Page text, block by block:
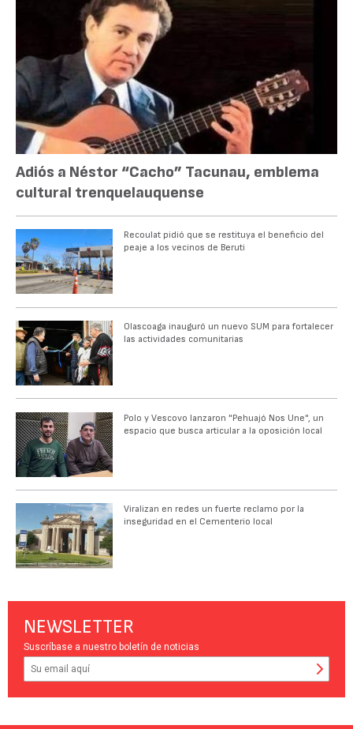
Adiós a Néstor “Cacho” Tacunau, emblema
cultural trenquelauquense
Recoulat pidió que se restituya el beneficio del
peaje a los vecinos de Beruti
Olascoaga inauguró un nuevo SUM para fortalecer
las actividades comunitarias
Polo y Vescovo lanzaron "Pehuajó Nos Une", un
espacio que busca articular a la oposición local
Viralizan en redes un fuerte reclamo por la
inseguridad en el Cementerio local
NEWSLETTER
Suscríbase a nuestro boletín de noticias